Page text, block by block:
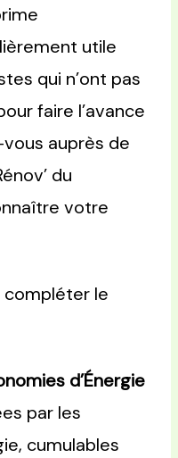
utile
qui n’ont pas
faire l’avance
auprès de
du
votre
compléter le
d’Énergie
par les
cumulables